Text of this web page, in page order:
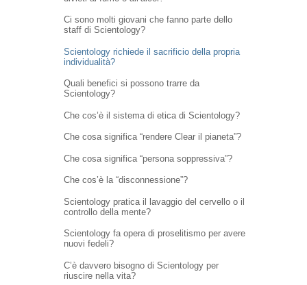
Ci sono molti giovani che fanno parte dello
staff di Scientology?
Scientology richiede il sacrificio della propria
individualità?
Quali benefici si possono trarre da
Scientology?
Che cos’è il sistema di etica di Scientology?
Che cosa significa “rendere Clear il pianeta”?
Che cosa significa “persona soppressiva”?
Che cos’è la “disconnessione”?
Scientology pratica il lavaggio del cervello o il
controllo della mente?
Scientology fa opera di proselitismo per avere
nuovi fedeli?
C’è davvero bisogno di Scientology per
riuscire nella vita?